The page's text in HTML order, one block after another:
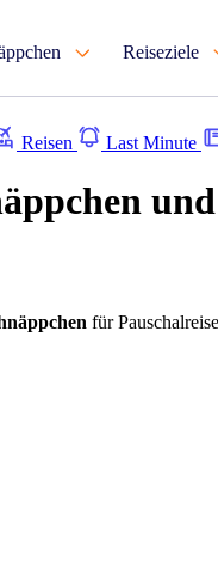
Reiseziele
Reisen Last Minute
und
für